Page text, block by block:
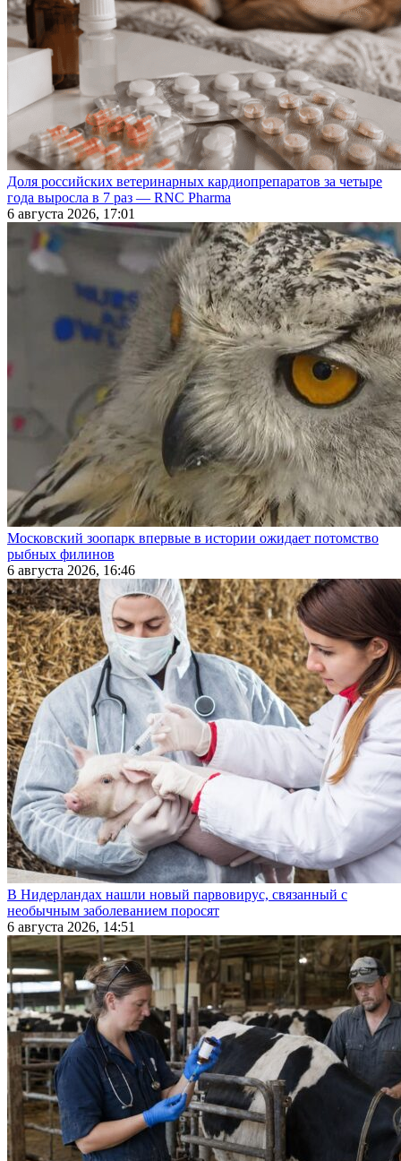
Доля российских ветеринарных кардиопрепаратов за четыре
года выросла в 7 раз — RNC Pharma
6 августа 2026, 17:01
Московский зоопарк впервые в истории ожидает потомство
рыбных филинов
6 августа 2026, 16:46
В Нидерландах нашли новый парвовирус, связанный с
необычным заболеванием поросят
6 августа 2026, 14:51